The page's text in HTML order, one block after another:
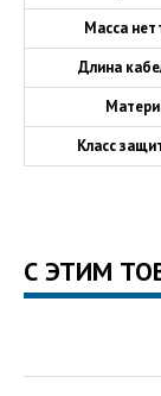
Масса
Длина
Класс
С ЭТИМ